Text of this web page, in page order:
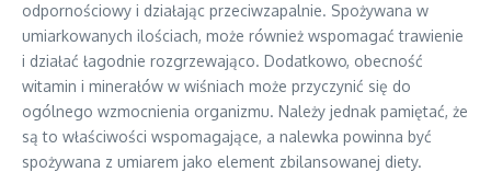
odpornościowy i działając przeciwzapalnie. Spożywana w
umiarkowanych ilościach, może również wspomagać trawienie
i działać łagodnie rozgrzewająco. Dodatkowo, obecność
witamin i minerałów w wiśniach może przyczynić się do
ogólnego wzmocnienia organizmu. Należy jednak pamiętać, że
są to właściwości wspomagające, a nalewka powinna być
spożywana z umiarem jako element zbilansowanej diety.